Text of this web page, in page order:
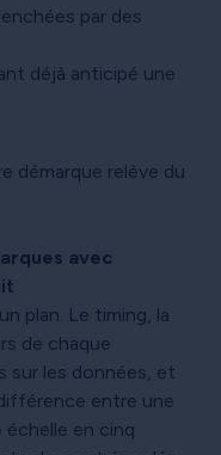
par des
déjà anticipé une
démarque relève du
avec
plan. Le timing, la
de chaque
les données, et
entre une
en cinq